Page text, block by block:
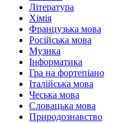
Література
Хімія
Французька мова
Російська мова
Музика
Інформатика
Гра на фортепіано
Італійська мова
Чеська мова
Словацька мова
Природознавство